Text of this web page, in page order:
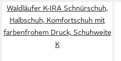
Waldläufer K-IRA Schnürschuh,
Halbschuh, Komfortschuh mit
farbenfrohem Druck, Schuhweite
K